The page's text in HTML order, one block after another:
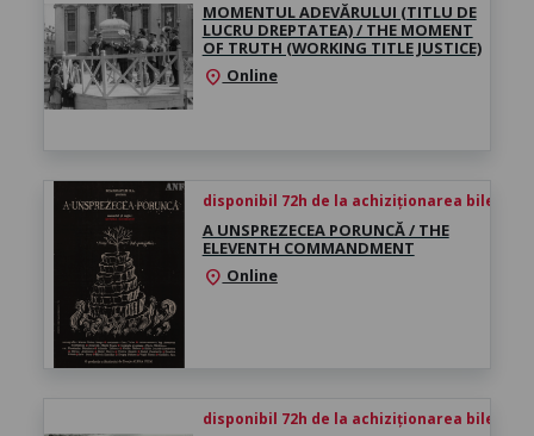
MOMENTUL ADEVĂRULUI (TITLU DE
LUCRU DREPTATEA) / THE MOMENT
OF TRUTH (WORKING TITLE JUSTICE)
location_on Online
disponibil 72h de la achiziționarea biletului
A UNSPREZECEA PORUNCĂ / THE
ELEVENTH COMMANDMENT
location_on Online
disponibil 72h de la achiziționarea biletului